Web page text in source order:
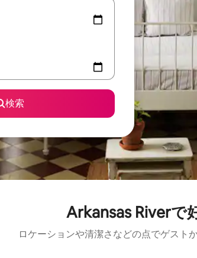
検索
Arkansas Riverで
ロケーションや清潔さなどの点でゲスト